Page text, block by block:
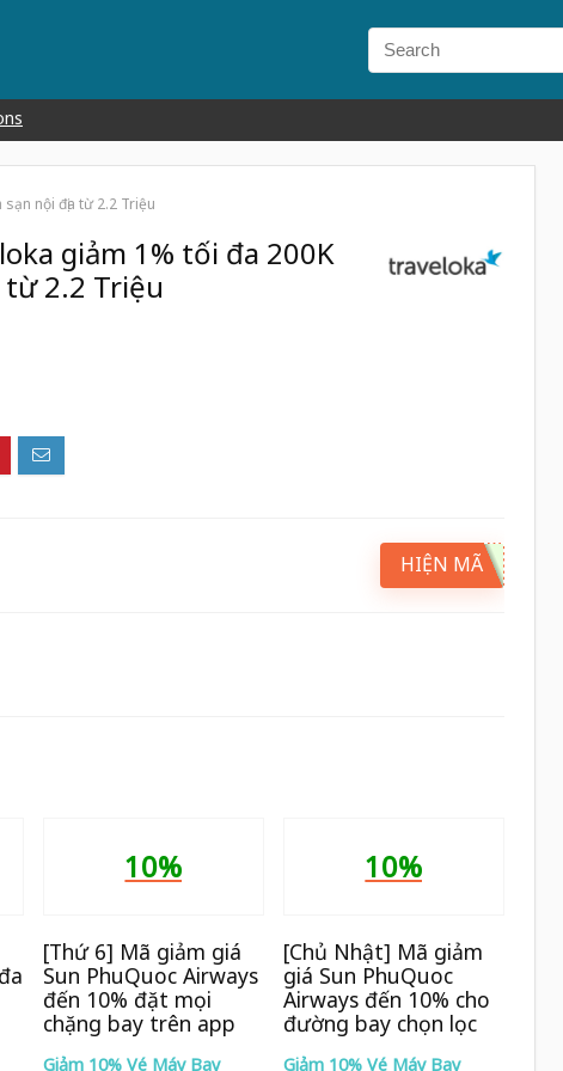
nội địa từ 2.2 Triệu
giảm 1% tối đa 200K
2.2 Triệu
HIỆN MÃ
10%
[Thứ 6] Mã giảm giá
Sun PhuQuoc Airways
đến 10% đặt mọi
chặng bay trên app
Giảm 10% Vé Máy Bay
10%
[Chủ Nhật] Mã giảm
giá Sun PhuQuoc
Airways đến 10% cho
đường bay chọn lọc
Giảm 10% Vé Máy Bay